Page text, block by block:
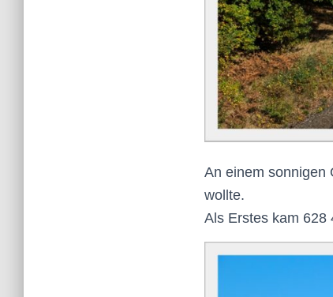
An einem sonnigen
wollte.
Als Erstes kam 628